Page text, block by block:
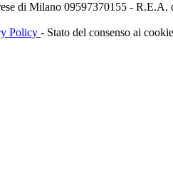
di Milano 09597370155 -
Policy - Stato del consenso ai